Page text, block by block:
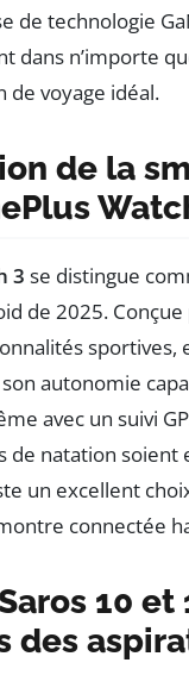
de technologie
dans n’importe
de voyage idéal.
de la
3 se distingue
de 2025.
sportives,
autonomie
avec un suivi
de natation soient
un excellent
connectée
10 et
des